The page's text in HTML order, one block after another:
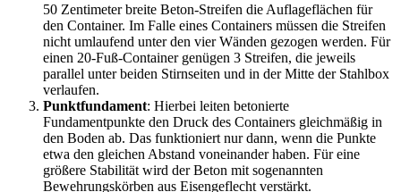
50 Zentimeter breite Beton-Streifen die Auflageflächen für
den Container. Im Falle eines Containers müssen die Streifen
nicht umlaufend unter den vier Wänden gezogen werden. Für
einen 20-Fuß-Container genügen 3 Streifen, die jeweils
parallel unter beiden Stirnseiten und in der Mitte der Stahlbox
verlaufen.
Punktfundament: Hierbei leiten betonierte
Fundamentpunkte den Druck des Containers gleichmäßig in
den Boden ab. Das funktioniert nur dann, wenn die Punkte
etwa den gleichen Abstand voneinander haben. Für eine
größere Stabilität wird der Beton mit sogenannten
Bewehrungskörben aus Eisengeflecht verstärkt.